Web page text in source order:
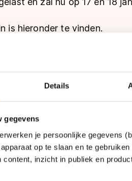
Details
gegevens
je persoonlijke gegevens
op te slaan en te
content, inzicht in publiek en
is hieronder te vinden.